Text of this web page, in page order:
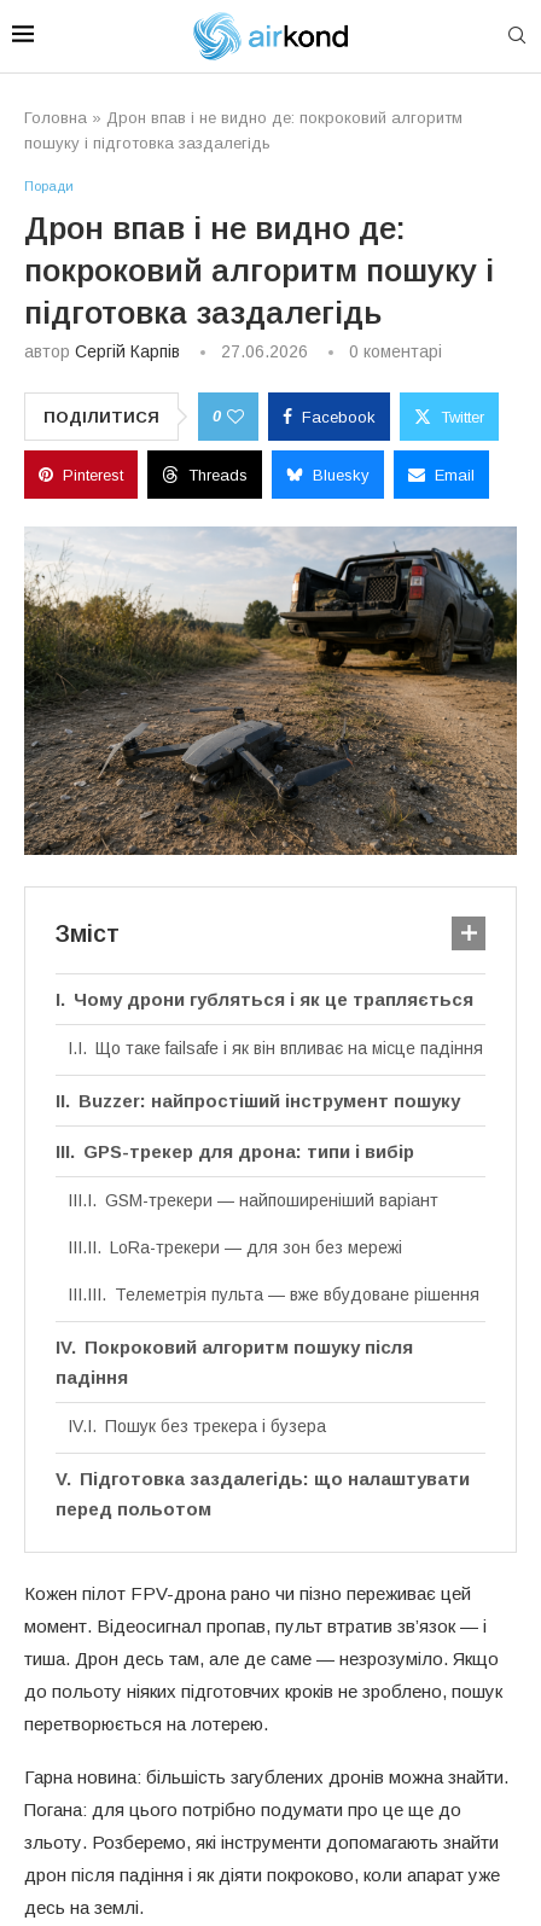
Головна » Дрон впав і не видно де: покроковий алгоритм
пошуку і підготовка заздалегідь
Поради
Дрон впав і не видно де:
покроковий алгоритм пошуку і
підготовка заздалегідь
автор Сергій Карпів 27.06.2026 0 коментарі
ПОДІЛИТИСЯ 0 Facebook Twitter
Pinterest Threads Bluesky Email
Зміст
Чому дрони губляться і як це трапляється
Що таке failsafe і як він впливає на місце падіння
Buzzer: найпростіший інструмент пошуку
GPS-трекер для дрона: типи і вибір
GSM-трекери — найпоширеніший варіант
LoRa-трекери — для зон без мережі
Телеметрія пульта — вже вбудоване рішення
Покроковий алгоритм пошуку після
падіння
Пошук без трекера і бузера
Підготовка заздалегідь: що налаштувати
перед польотом
Кожен пілот FPV-дрона рано чи пізно переживає цей
момент. Відеосигнал пропав, пульт втратив зв’язок — і
тиша. Дрон десь там, але де саме — незрозуміло. Якщо
до польоту ніяких підготовчих кроків не зроблено, пошук
перетворюється на лотерею.
Гарна новина: більшість загублених дронів можна знайти.
Погана: для цього потрібно подумати про це ще до
зльоту. Розберемо, які інструменти допомагають знайти
дрон після падіння і як діяти покроково, коли апарат уже
десь на землі.